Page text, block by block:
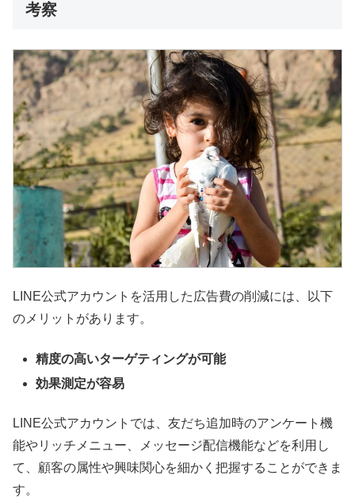
考察
LINE公式アカウントを活用した広告費の削減には、以下
のメリットがあります。
精度の高いターゲティングが可能
効果測定が容易
LINE公式アカウントでは、友だち追加時のアンケート機
能やリッチメニュー、メッセージ配信機能などを利用し
て、顧客の属性や興味関心を細かく把握することができま
す。